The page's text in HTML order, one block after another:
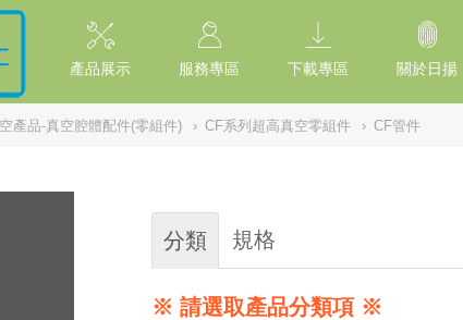
產品展示 服務專區 下載專區 關於日揚
產品-真空腔體配件(零組件) › CF系列超高真空零組件 › CF管件
分類 規格
※ 請選取產品分類項 ※